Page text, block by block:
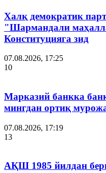
Халқ демократик
"Шармандали
Конституцияга зид
07.08.2026, 17:25
10
Марказий банкка
мингдан ортиқ
07.08.2026, 17:19
13
АҚШ 1985 йилдан